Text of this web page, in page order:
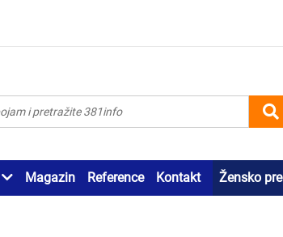
Magazin Reference Kontakt Žensko